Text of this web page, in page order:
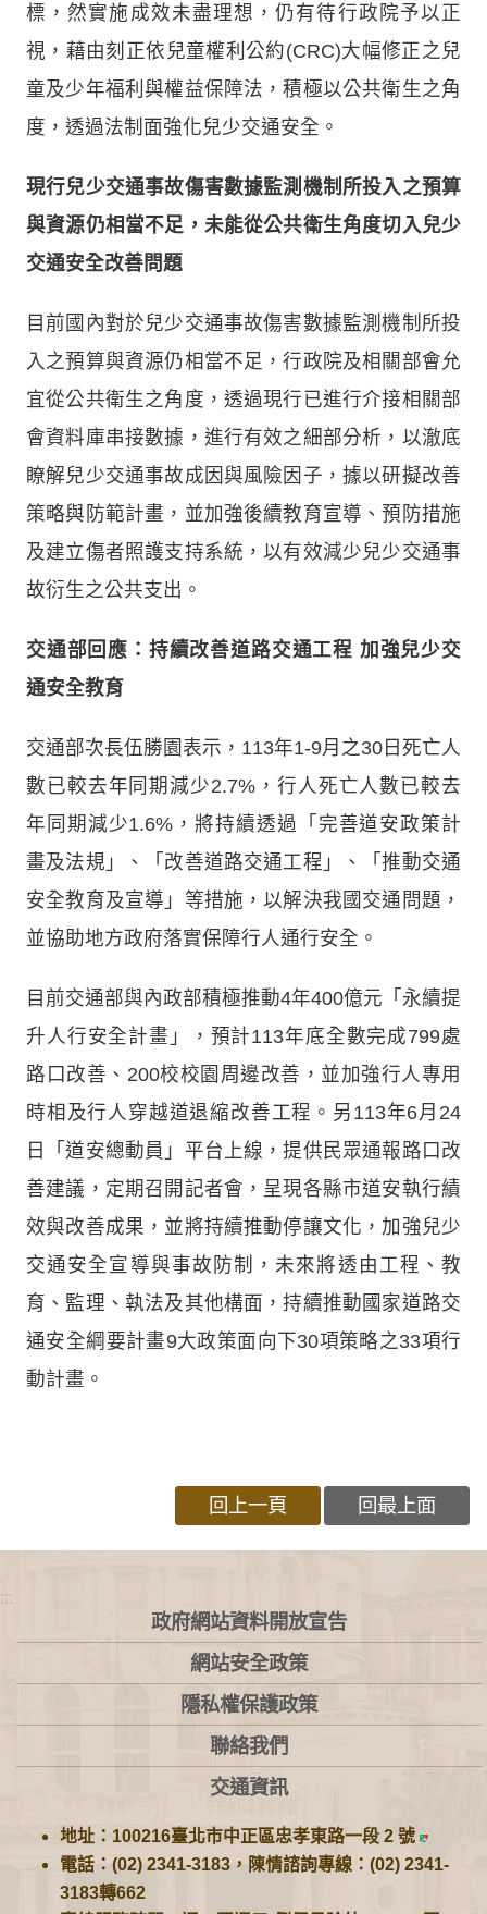
標，然實施成效未盡理想，仍有待行政院予以正
視，藉由刻正依兒童權利公約(CRC)大幅修正之兒
童及少年福利與權益保障法，積極以公共衛生之角
度，透過法制面強化兒少交通安全。
現行兒少交通事故傷害數據監測機制所投入之預算
與資源仍相當不足，未能從公共衛生角度切入兒少
交通安全改善問題
目前國內對於兒少交通事故傷害數據監測機制所投
入之預算與資源仍相當不足，行政院及相關部會允
宜從公共衛生之角度，透過現行已進行介接相關部
會資料庫串接數據，進行有效之細部分析，以澈底
瞭解兒少交通事故成因與風險因子，據以研擬改善
策略與防範計畫，並加強後續教育宣導、預防措施
及建立傷者照護支持系統，以有效減少兒少交通事
故衍生之公共支出。
交通部回應：持續改善道路交通工程 加強兒少交
通安全教育
交通部次長伍勝園表示，113年1-9月之30日死亡人
數已較去年同期減少2.7%，行人死亡人數已較去
年同期減少1.6%，將持續透過「完善道安政策計
畫及法規」、「改善道路交通工程」、「推動交通
安全教育及宣導」等措施，以解決我國交通問題，
並協助地方政府落實保障行人通行安全。
目前交通部與內政部積極推動4年400億元「永續提
升人行安全計畫」，預計113年底全數完成799處
路口改善、200校校園周邊改善，並加強行人專用
時相及行人穿越道退縮改善工程。另113年6月24
日「道安總動員」平台上線，提供民眾通報路口改
善建議，定期召開記者會，呈現各縣市道安執行績
效與改善成果，並將持續推動停讓文化，加強兒少
交通安全宣導與事故防制，未來將透由工程、教
育、監理、執法及其他構面，持續推動國家道路交
通安全綱要計畫9大政策面向下30項策略之33項行
動計畫。
回上一頁 回最上面
:::
政府網站資料開放宣告
網站安全政策
隱私權保護政策
聯絡我們
交通資訊
地址：100216臺北市中正區忠孝東路一段 2 號
電話：(02) 2341-3183，陳情諮詢專線：(02) 2341-
3183轉662